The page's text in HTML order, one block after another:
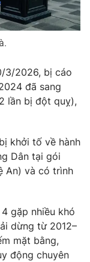
có sự chấp
3/2026, bị cáo
đã sang
lần bị đột quỵ),
khởi tố về hành
Dân tại gói
An) và có trình
gặp nhiều khó
dừng từ 2012–
mặt bằng,
động chuyên